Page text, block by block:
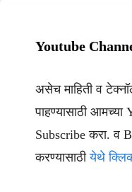
Youtube
असेच माहिती व
पाहण्यासाठी
Subscribe करा. व
करण्यासाठीयेथे